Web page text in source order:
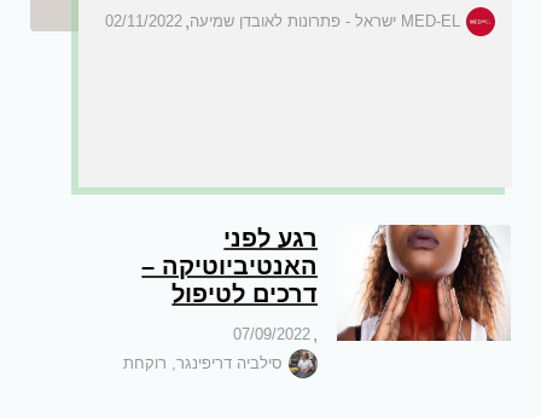
02/11/2022 , MED-EL ישראל - פתרונות לאובדן שמיעה
רגע לפני
האנטיביוטיקה –
דרכים לטיפול
בדלקת הגרון
07/09/2022 ,
סילביה דריפינגר, רוקחת